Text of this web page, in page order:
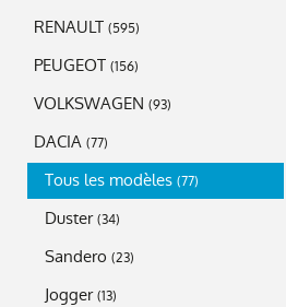
RENAULT (595)
PEUGEOT (156)
VOLKSWAGEN (93)
DACIA (77)
Tous les modèles (77)
Duster (34)
Sandero (23)
Jogger (13)